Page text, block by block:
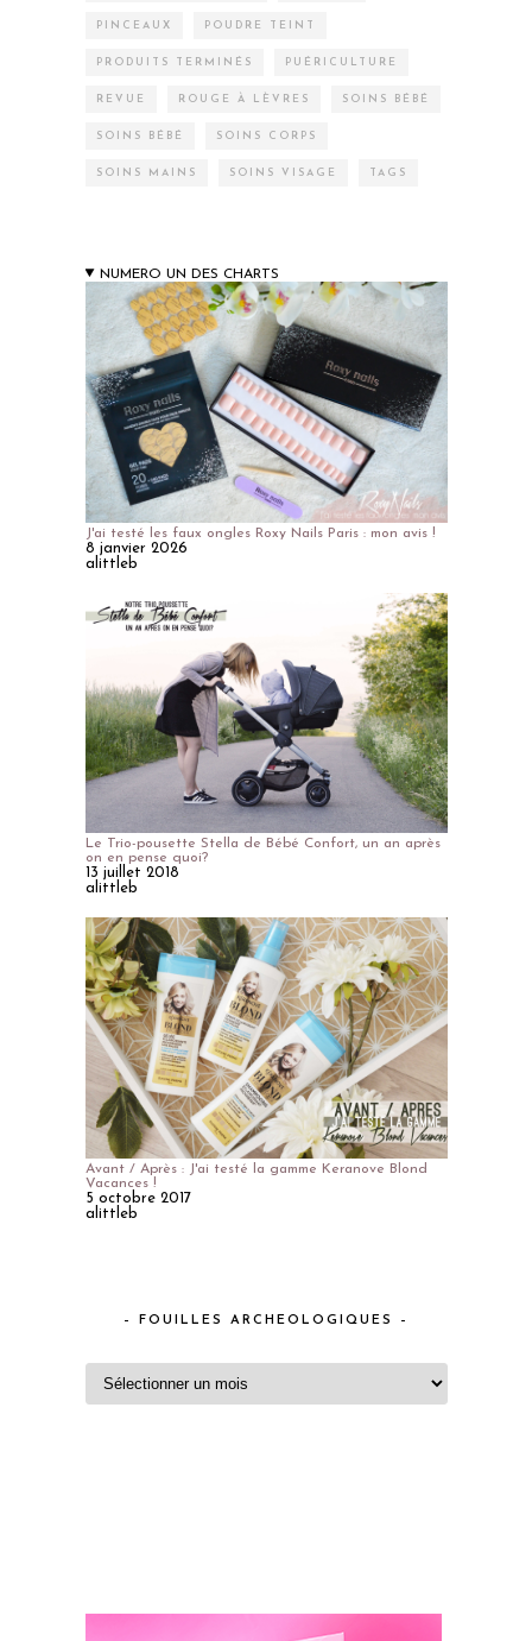
PINCEAUX POUDRE TEINT
PRODUITS TERMINÉS PUÉRICULTURE
REVUE ROUGE À LÈVRES SOINS BÉBÉ
SOINS BÉBÉ SOINS CORPS
SOINS MAINS SOINS VISAGE TAGS
NUMERO UN DES CHARTS
J'ai testé les faux ongles Roxy Nails Paris : mon avis !
8 janvier 2026
alittleb
Le Trio-pousette Stella de Bébé Confort, un an après
on en pense quoi?
13 juillet 2018
alittleb
Avant / Après : J'ai testé la gamme Keranove Blond
Vacances !
5 octobre 2017
alittleb
– FOUILLES ARCHEOLOGIQUES –